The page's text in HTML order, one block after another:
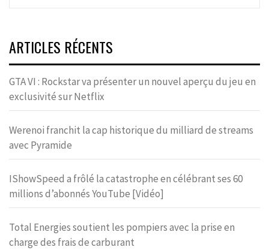
ARTICLES RÉCENTS
GTA VI : Rockstar va présenter un nouvel aperçu du jeu en
exclusivité sur Netflix
Werenoi franchit la cap historique du milliard de streams
avec Pyramide
IShowSpeed a frôlé la catastrophe en célébrant ses 60
millions d’abonnés YouTube [Vidéo]
Total Energies soutient les pompiers avec la prise en
charge des frais de carburant